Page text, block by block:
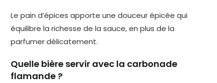
Le pain d’épices apporte une douceur épicée qui
équilibre la richesse de la sauce, en plus de la
parfumer délicatement.
Quelle bière servir avec la carbonade
flamande ?